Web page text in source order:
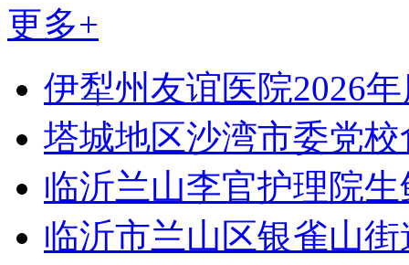
更多+
伊犁州友谊医院2026
塔城地区沙湾市委党
临沂兰山李官护理院
临沂市兰山区银雀山